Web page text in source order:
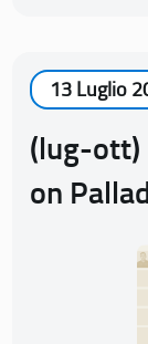
13 Luglio
(lug-ott)
on